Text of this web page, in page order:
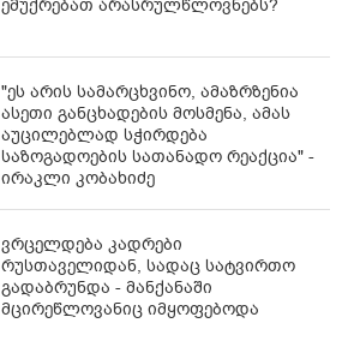
ემუქრებათ არასრულწლოვნებს?
"ეს არის სამარცხვინო, ამაზრზენია
ასეთი განცხადების მოსმენა, ამას
აუცილებლად სჭირდება
საზოგადოების სათანადო რეაქცია" -
ირაკლი კობახიძე
ვრცელდება კადრები
რუსთაველიდან, სადაც სატვირთო
გადაბრუნდა - მანქანაში
მცირეწლოვანიც იმყოფებოდა